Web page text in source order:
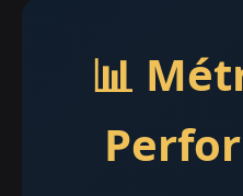
📊